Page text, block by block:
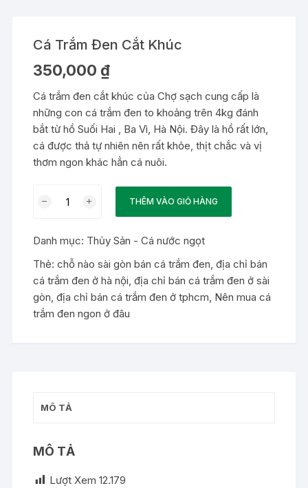
Cá Trắm Đen Cắt Khúc
350,000 ₫
Cá trắm đen cắt khúc của Chợ sạch cung cấp là
những con cá trắm đen to khoảng trên 4kg đánh
bắt từ hồ Suối Hai , Ba Vì, Hà Nội. Đây là hồ rất lớn,
cá được thả tự nhiên nên rất khỏe, thịt chắc và vị
thơm ngon khác hẳn cá nuôi.
Cắt
Khúc
số
lượng
THÊM VÀO GIỎ HÀNG
Danh mục: Thủy Sản - Cá nước ngọt
Thẻ:chỗ nào sài gòn bán cá trắm đen,địa chỉ bán
cá trắm đen ở hà nội,địa chỉ bán cá trắm đen ở sài
gòn,địa chỉ bán cá trắm đen ở tphcm, Nên mua cá
trắm đen ngon ở đâu
MÔ TẢ
MÔ TẢ
Lượt Xem 12.179